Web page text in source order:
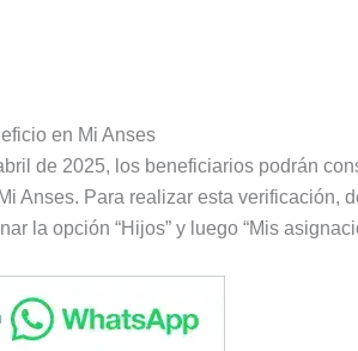
en Mi Anses
de 2025, los beneficiarios podrán
Anses. Para realizar esta verificación,
la opción “Hijos” y luego “Mis